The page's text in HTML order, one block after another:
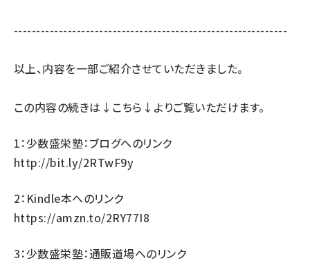
-------------------------------------------------------------
以上、内容を一部ご紹介させていただきました。
この内容の続きは↓こちら↓よりご覧いただけます。
1：少数盛栄塾：ブログへのリンク
http://bit.ly/2RTwF9y
2：Kindle本へのリンク
https://amzn.to/2RY77I8
3：少数盛栄塾：通販道場へのリンク